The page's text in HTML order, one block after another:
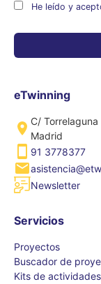
He leído y
eTwinning
C/
Madrid
91 3778377
Newsletter
Servicios
Proyectos
Buscador de
Kits de